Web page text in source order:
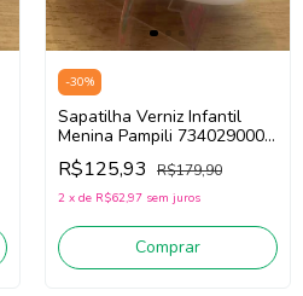
-30%
Sapatilha Verniz Infantil
Menina Pampili 734029000
(branco)
R$125,93 R$179,90
2 x de R$62,97 sem juros
Comprar